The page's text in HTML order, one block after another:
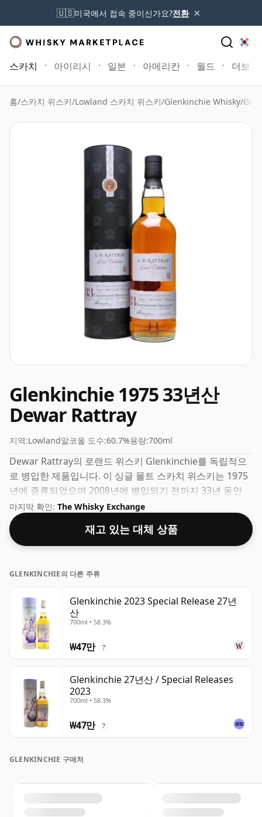
🇺🇸미국에서 접속 중이신가요?전환 ×
스카치 아이리시 일본 아메리칸 월드 더보기
홈/스카치 위스키/Lowland 스카치 위스키/Glenkinchie Whisky/
Glenkinchie 1975 33년산
Dewar Rattray
지역:Lowland알코올 도수:60.7%용량:700ml
Dewar Rattray의 로랜드 위스키 Glenkinchie를 독립적으
로 병입한 제품입니다. 이 싱글 몰트 스카치 위스키는 1975
년에 증류되었으며 2008년에 병입되기 전까지 33년 동안
오크통에서 숙성되었습니다. 이 위스키는 ABV가 60.7%로
더 높은 강도의 위스키로 간주될 수 있습니다. 70cl의 일반
병입 크기로 제공됩니다.
마지막 확인: The Whisky Exchange
재고 있는 대체 상품
GLENKINCHIE의 다른 주류
Glenkinchie 2023 Special Release 27년
산
700ml • 58.3%
₩47만 ?
Glenkinchie 27년산 / Special Releases
2023
700ml • 58.3%
₩47만 ?
GLENKINCHIE 구매처